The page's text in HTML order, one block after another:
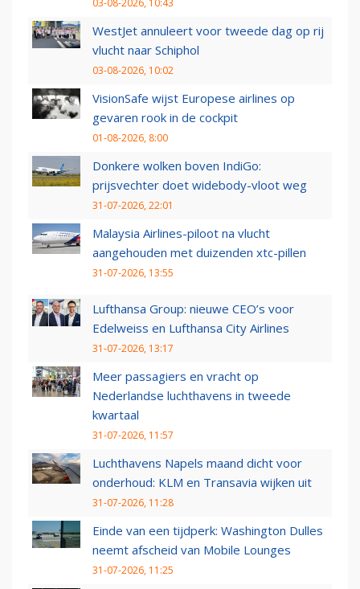
03-08-2026, 10:43
WestJet annuleert voor tweede dag op rij
vlucht naar Schiphol
03-08-2026, 10:02
VisionSafe wijst Europese airlines op
gevaren rook in de cockpit
01-08-2026, 8:00
Donkere wolken boven IndiGo:
prijsvechter doet widebody-vloot weg
31-07-2026, 22:01
Malaysia Airlines-piloot na vlucht
aangehouden met duizenden xtc-pillen
31-07-2026, 13:55
Lufthansa Group: nieuwe CEO’s voor
Edelweiss en Lufthansa City Airlines
31-07-2026, 13:17
Meer passagiers en vracht op
Nederlandse luchthavens in tweede
kwartaal
31-07-2026, 11:57
Luchthavens Napels maand dicht voor
onderhoud: KLM en Transavia wijken uit
31-07-2026, 11:28
Einde van een tijdperk: Washington Dulles
neemt afscheid van Mobile Lounges
31-07-2026, 11:25